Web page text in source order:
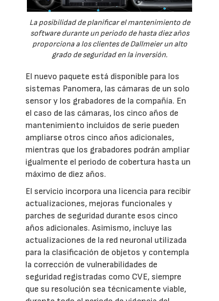
La posibilidad de planificar el mantenimiento de
software durante un periodo de hasta diez años
proporciona a los clientes de Dallmeier un alto
grado de seguridad en la inversión.
El nuevo paquete está disponible para los
sistemas Panomera, las cámaras de un solo
sensor y los grabadores de la compañía. En
el caso de las cámaras, los cinco años de
mantenimiento incluidos de serie pueden
ampliarse otros cinco años adicionales,
mientras que los grabadores podrán ampliar
igualmente el periodo de cobertura hasta un
máximo de diez años.
El servicio incorpora una licencia para recibir
actualizaciones, mejoras funcionales y
parches de seguridad durante esos cinco
años adicionales. Asimismo, incluye las
actualizaciones de la red neuronal utilizada
para la clasificación de objetos y contempla
la corrección de vulnerabilidades de
seguridad registradas como CVE, siempre
que su resolución sea técnicamente viable,